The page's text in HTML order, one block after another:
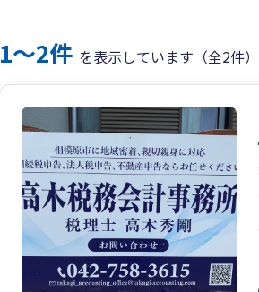
1〜2件 を表示しています（全2件）